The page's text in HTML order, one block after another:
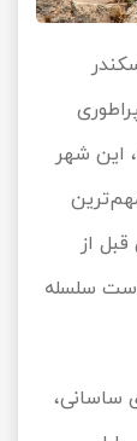
اسکندر
این شهر
از
سلسله
ساسانی،